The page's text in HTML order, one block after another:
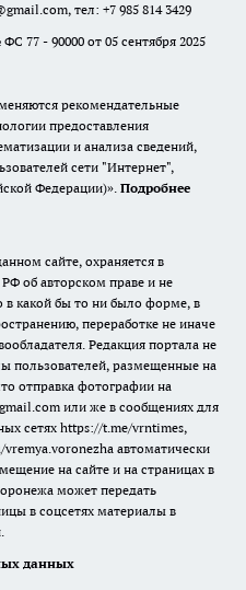
тел: +7 985 814 3429
77 - 90000 от 05 сентября 2025
рекомендательные
предоставления
и анализа сведений,
сети "Интернет",
Федерации)». Подробнее
сайте, охраняется в
об авторском праве и не
какой бы то ни было форме, в
переработке не иначе
Редакция портала не
пользователей, размещенные на
отправка фотографии на
или же в сообщениях для
сетях https://t.me/vrntimes,
автоматически
на сайте и на страницах в
может передать
в соцсетях материалы в
данных